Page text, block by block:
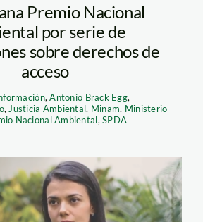
Premio Nacional
por serie de
sobre derechos de
acceso
,Antonio Brack Egg,
, Justicia Ambiental, Minam, Ministerio
Nacional Ambiental,SPDA
de-acceso